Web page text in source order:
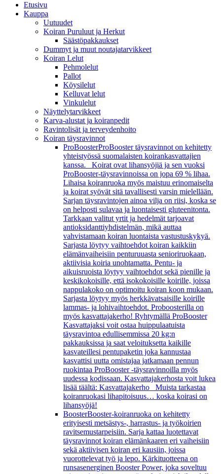
Etusivu
Kauppa
Uutuudet
Koiran Puruluut ja Herkut
Säästöpakkaukset
Dummyt ja muut noutajatarvikkeet
Koiran Lelut
Pehmolelut
Pallot
Köysilelut
Kelluvat lelut
Vinkulelut
Näyttelytarvikkeet
Karva-alustat ja koiranpedit
Ravintolisät ja terveydenhoito
Koiran täysravinnot
ProBoosterProBooster täysravinnot on kehitetty
yhteistyössä suomalaisten koirankasvattajien
kanssa. Koirat ovat lihansyöjiä ja sen vuoksi
ProBooster-täysravinnoissa on jopa 69 % lihaa.
Lihaisa koiranruoka myös maistuu erinomaiselta
ja koirat syövät sitä tavallisesti varsin mielellään.
Sarjan täysravintojen ainoa vilja on riisi, koska se
on helposti sulavaa ja luontaisesti gluteenitonta.
Tarkkaan valitut yrtit ja hedelmät tarjoavat
antioksidanttiyhdistelmän, mikä auttaa
vahvistamaan koiran luontaista vastustuskykyä.
Sarjasta löytyy vaihtoehdot koiran kaikkiin
elämänvaiheisiin penturuuasta senioriruokaan,
aktiivisia koiria unohtamatta. Pentu- ja
aikuisruoista löytyy vaihtoehdot sekä pienille ja
keskikokoisille, että isokokoisille koirille, joissa
nappulakoko on optimoitu koiran koon mukaan.
Sarjasta löytyy myös herkkävatsaisille koirille
lammas- ja lohivaihtoehdot. Proboosterilla on
myös kasvattajakerho! Ryhtymällä ProBooster
Kasvattajaksi voit ostaa huippulaatuista
täysravintoa edullisemmissa 20 kg:n
pakkauksissa ja saat veloituksetta kaikille
kasvateillesi pentupaketin joka kannustaa
kasvattisi uutta omistajaa jatkamaan pennun
ruokintaa ProBooster -täysravinnoilla myös
uudessa kodissaan. Kasvattajakerhosta voit lukea
lisää täältä: Kasvattajakerho Muista tarkastaa
koiranruokasi lihapitoisuus… koska koirasi on
lihansyöjä!
BoosterBooster-koiranruoka on kehitetty
erityisesti metsästys-, harrastus- ja työkoirien
ravitsemustarpeisiin. Sarja kattaa luotettavat
täysravinnot koiran elämänkaaren eri vaiheisiin
sekä aktiivisen koiran eri kausiin, joissa
vuorottelevat työ ja lepo. Kärkituotteena on
runsasenerginen Booster Power, joka soveltuu